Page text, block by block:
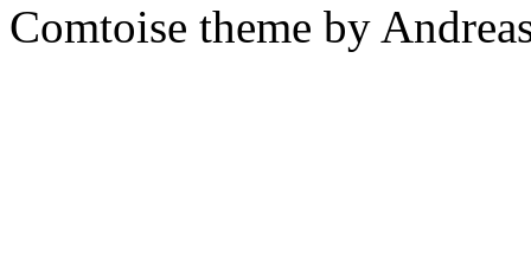
Comtoise theme by